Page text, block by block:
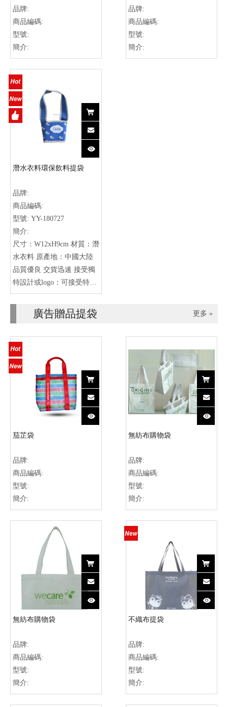
材質可依顧客需求量身訂
製。
2. LOGO: 可使用印刷、織
標等方式,費用依每種大小
及顏色多寡決定。
3. 數量: 基本起訂500-
1000PCS，數量越多相對價
格就越便宜。
樣,每次費用依包袋大小酌
收1000-3000元(下單後退
回)。
5. 包裝: 一個包袋入一個PE
袋。
品牌:
商品編碼:
型號:
簡介:
品牌:
商品編碼:
型號:
簡介:
潛水衣料環保飲料提袋
品牌:
商品編碼:
型號: YY-180727
簡介:
尺寸：W12xH9cm 材質：潛
水衣料 原產地：中國大陸
品質優良 交貨迅速 接受獨
特設計或logo：可接受特別
設計或LOGO 適用於促銷品
或禮贈品 多樣設計：贇義
發展有限公司提供多樣化設
製造OEM
廣告贈品提袋 更多 »
茄芷袋
品牌:
商品編碼:
型號:
簡介:
無紡布購物袋
品牌:
商品編碼:
型號:
簡介:
無紡布購物袋
品牌:
商品編碼:
型號:
簡介:
不織布提袋
品牌:
商品編碼:
型號:
簡介: